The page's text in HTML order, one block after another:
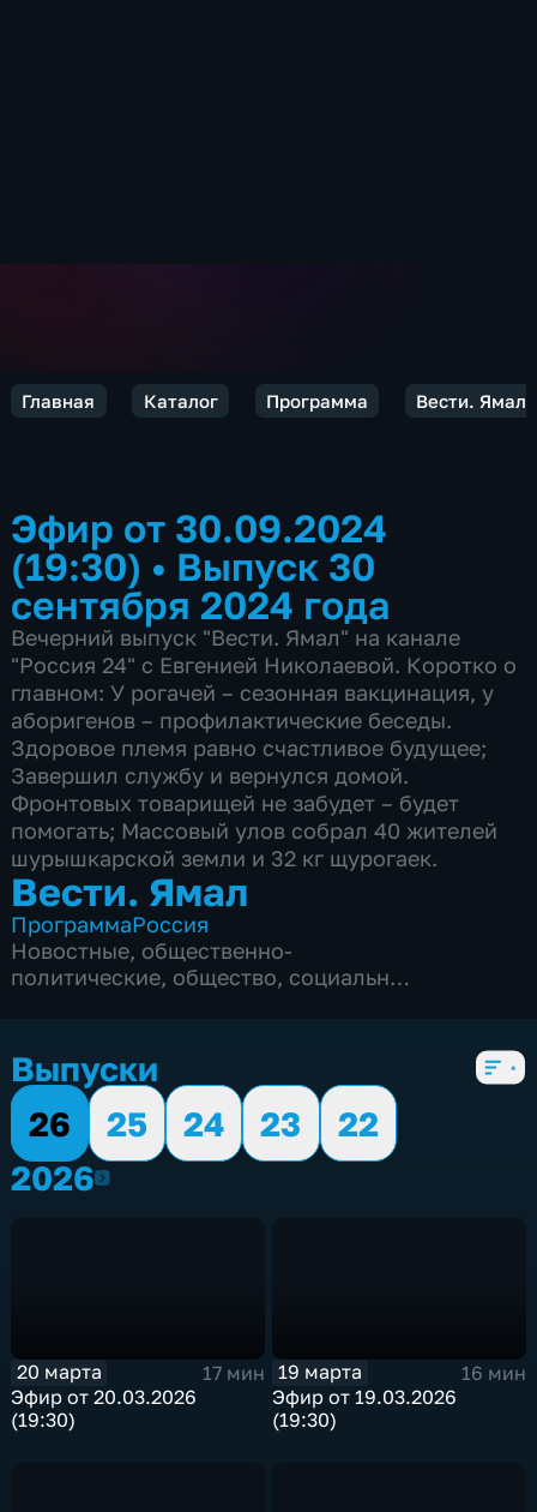
Главная Каталог Программа Вести. Ямал
Эфир от 30.09.2024
(19:30) • Выпуск 30
сентября 2024 года
Вечерний выпуск "Вести. Ямал" на канале
"Россия 24" с Евгенией Николаевой. Коротко о
главном: У рогачей – сезонная вакцинация, у
аборигенов – профилактические беседы.
Здоровое племя равно счастливое будущее;
Завершил службу и вернулся домой.
Фронтовых товарищей не забудет – будет
помогать; Массовый улов собрал 40 жителей
шурышкарской земли и 32 кг щурогаек.
Вести. Ямал
ПрограммаРоссия
Новостные, общественно-
политические, общество, социально-
Выпуски
26
25 24 23
22
20262026
20 марта
17 мин
Эфир от 20.03.2026
(19:30)
19 марта
16 мин
Эфир от 19.03.2026
(19:30)